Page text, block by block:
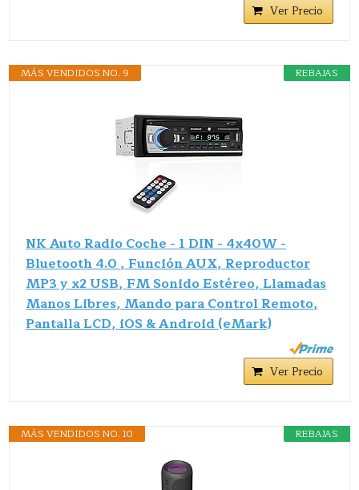
Ver Precio
REBAJAS
MÁS VENDIDOS NO. 9
NK Auto Radio Coche - 1 DIN - 4x40W -
Bluetooth 4.0 , Función AUX, Reproductor
MP3 y x2 USB, FM Sonido Estéreo, Llamadas
Manos Libres, Mando para Control Remoto,
Pantalla LCD, iOS & Android (eMark)
Ver Precio
REBAJAS
MÁS VENDIDOS NO. 10